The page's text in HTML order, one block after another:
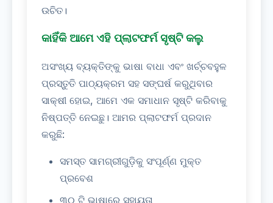
ଉଚିତ।
କାହିଁକି ଆମେ ଏହି ପ୍ଲାଟଫର୍ମ ସୃଷ୍ଟି କଲୁ
ଅସଂଖ୍ୟ ବ୍ୟକ୍ତିଙ୍କୁ ଭାଷା ବାଧା ଏବଂ ଖର୍ଚ୍ଚବହୁଳ
ପ୍ରସ୍ତୁତି ପାଠ୍ୟକ୍ରମ ସହ ସଙ୍ଘର୍ଷ କରୁଥିବାର
ସାକ୍ଷୀ ହୋଇ, ଆମେ ଏକ ସମାଧାନ ସୃଷ୍ଟି କରିବାକୁ
ନିଷ୍ପତ୍ତି ନେଇଛୁ। ଆମର ପ୍ଲାଟଫର୍ମ ପ୍ରଦାନ
କରୁଛି:
ସମସ୍ତ ସାମଗ୍ରୀଗୁଡ଼ିକୁ ସଂପୂର୍ଣ୍ଣ ମୁକ୍ତ
ପ୍ରବେଶ
୩୦ ଟି ଭାଷାରେ ସହାୟତା